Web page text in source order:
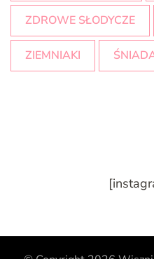
ZDROWE SŁODYCZE
ZIEMNIAKI